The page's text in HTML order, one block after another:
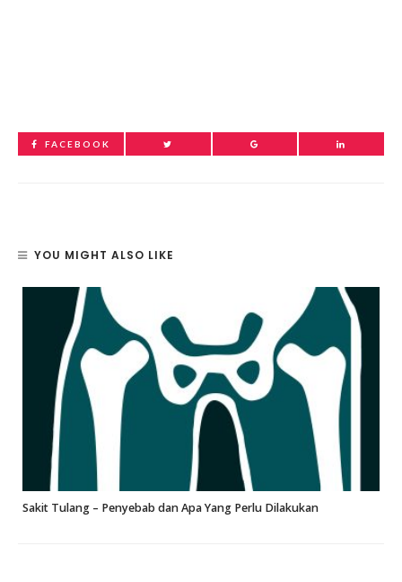
FACEBOOK
YOU MIGHT ALSO LIKE
Sakit Tulang – Penyebab dan Apa Yang Perlu Dilakukan